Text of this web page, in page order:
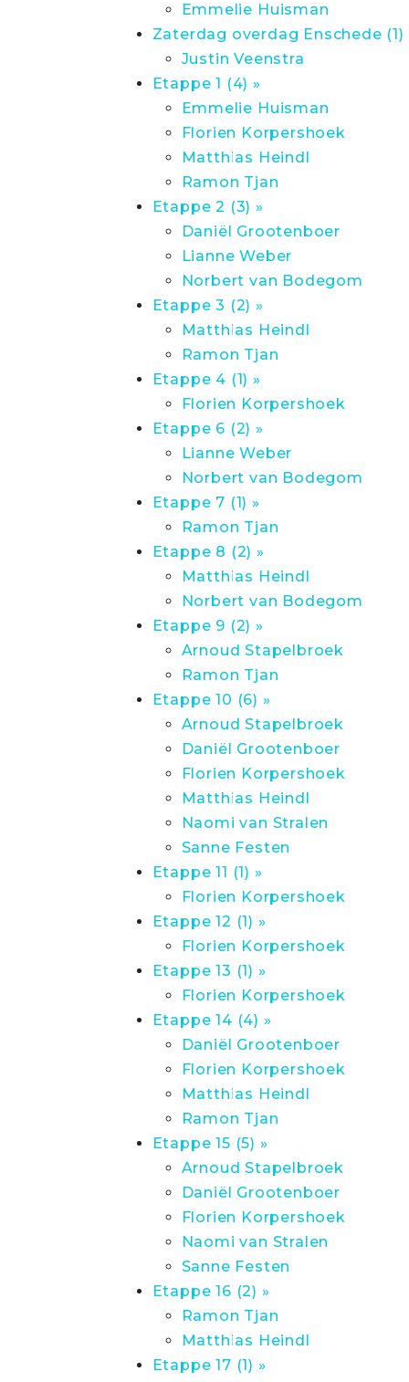
Emmelie Huisman
Zaterdag overdag Enschede (1)
Justin Veenstra
Etappe 1 (4) »
Emmelie Huisman
Florien Korpershoek
Matthias Heindl
Ramon Tjan
Etappe 2 (3) »
Daniël Grootenboer
Lianne Weber
Norbert van Bodegom
Etappe 3 (2) »
Matthias Heindl
Ramon Tjan
Etappe 4 (1) »
Florien Korpershoek
Etappe 6 (2) »
Lianne Weber
Norbert van Bodegom
Etappe 7 (1) »
Ramon Tjan
Etappe 8 (2) »
Matthias Heindl
Norbert van Bodegom
Etappe 9 (2) »
Arnoud Stapelbroek
Ramon Tjan
Etappe 10 (6) »
Arnoud Stapelbroek
Daniël Grootenboer
Florien Korpershoek
Matthias Heindl
Naomi van Stralen
Sanne Festen
Etappe 11 (1) »
Florien Korpershoek
Etappe 12 (1) »
Florien Korpershoek
Etappe 13 (1) »
Florien Korpershoek
Etappe 14 (4) »
Daniël Grootenboer
Florien Korpershoek
Matthias Heindl
Ramon Tjan
Etappe 15 (5) »
Arnoud Stapelbroek
Daniël Grootenboer
Florien Korpershoek
Naomi van Stralen
Sanne Festen
Etappe 16 (2) »
Ramon Tjan
Matthias Heindl
Etappe 17 (1) »